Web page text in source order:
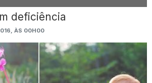
deficiência
ÀS 00H00